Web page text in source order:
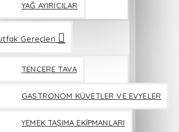
YAĞ AYIRICILAR
Gereçleri
TENCERE TAVA
GASTRONOM KÜVETLER VE EVYELER
YEMEK TAŞIMA EKİPMANLARI